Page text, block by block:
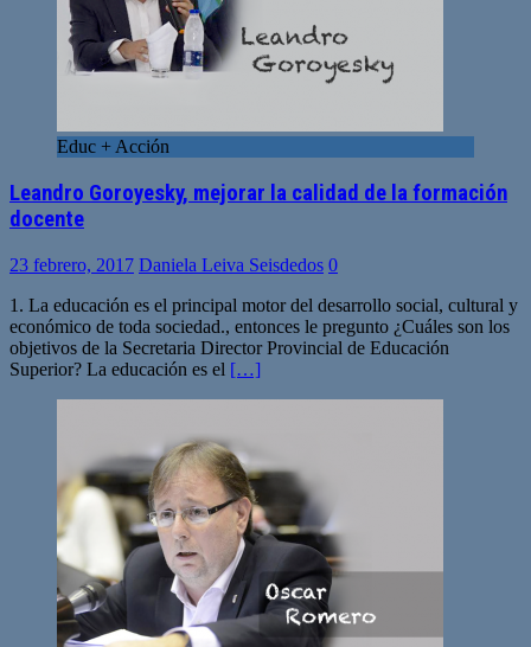
Educ + Acción
Leandro Goroyesky, mejorar la calidad de la formación
docente
23 febrero, 2017 Daniela Leiva Seisdedos 0
1. La educación es el principal motor del desarrollo social, cultural y
económico de toda sociedad., entonces le pregunto ¿Cuáles son los
objetivos de la Secretaria Director Provincial de Educación
Superior? La educación es el […]